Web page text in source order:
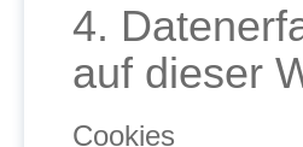
4.
auf dieser
Cookies